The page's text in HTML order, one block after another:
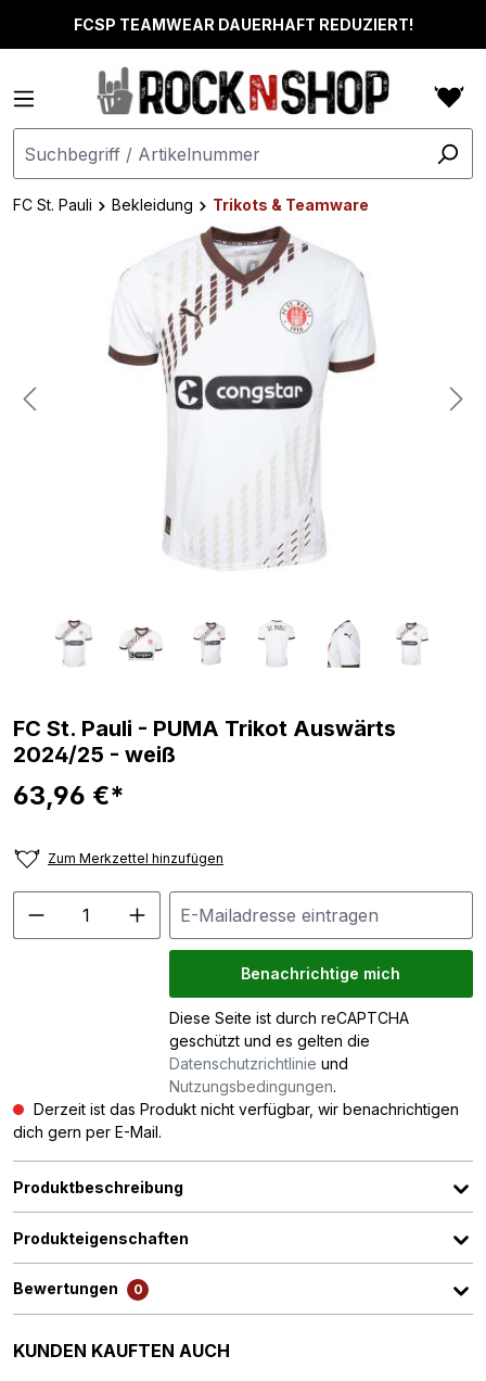
springenFCSP TEAMWEAR DAUERHAFT REDUZIERT!
FC St. Pauli Bekleidung
Trikots & Teamware
Bildergalerie überspringen
FC St. Pauli - PUMA Trikot Auswärts
2024/25 - weiß
63,96 €*
Zum Merkzettel hinzufügen
Benachrichtige mich
Diese Seite ist durch reCAPTCHA
geschützt und es gelten die
Datenschutzrichtlinie und
Nutzungsbedingungen.
Derzeit ist das Produkt nicht verfügbar, wir benachrichtigen
dich gern per E-Mail.
Produktbeschreibung
Produkteigenschaften
Bewertungen 0
Produktgalerie überspringen
KUNDEN KAUFTEN AUCH